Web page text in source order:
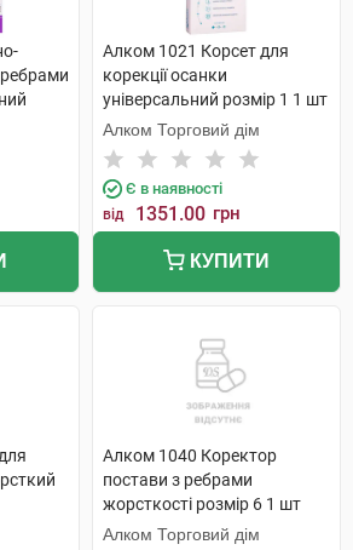
Алком 1021 Корсет для
корекції осанки
універсальний розмір 1 1 шт
Алком Торговий дім
Є в наявності
від 1351.00 грн
КУПИТИ
Алком 1040 Коректор
постави з ребрами
жорсткості розмір 6 1 шт
Алком Торговий дім